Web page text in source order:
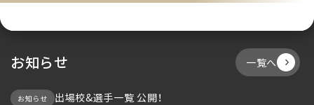
お知らせ 一覧へ
お知らせ 出場校&選手一覧 公開！